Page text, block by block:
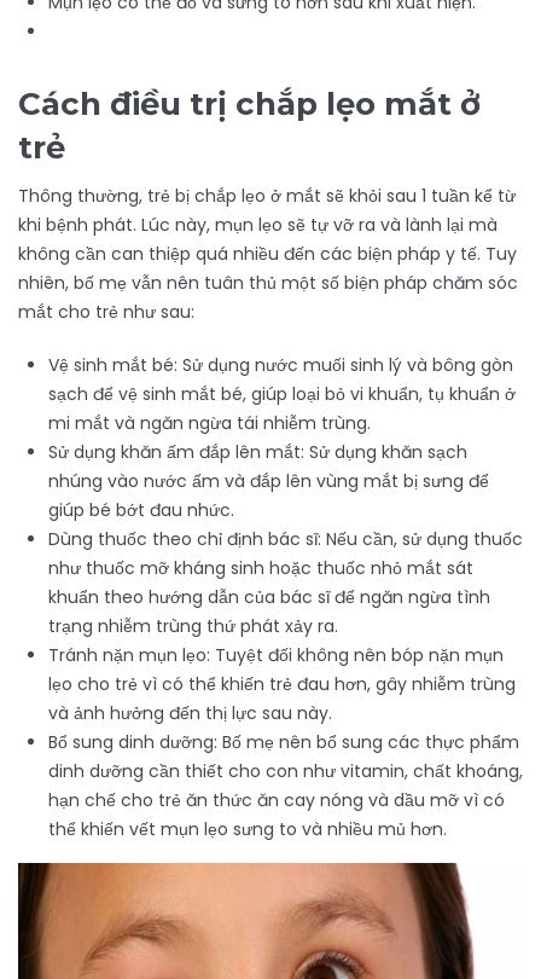
Cách điều trị chắp lẹo mắt ở
trẻ
Thông thường, trẻ bị chắp lẹo ở mắt sẽ khỏi sau 1 tuần kể từ
khi bệnh phát. Lúc này, mụn lẹo sẽ tự vỡ ra và lành lại mà
không cần can thiệp quá nhiều đến các biện pháp y tế. Tuy
nhiên, bố mẹ vẫn nên tuân thủ một số biện pháp chăm sóc
mắt cho trẻ như sau:
Vệ sinh mắt bé: Sử dụng nước muối sinh lý và bông gòn
sạch để vệ sinh mắt bé, giúp loại bỏ vi khuẩn, tụ khuẩn ở
mi mắt và ngăn ngừa tái nhiễm trùng.
Sử dụng khăn ấm đắp lên mắt: Sử dụng khăn sạch
nhúng vào nước ấm và đắp lên vùng mắt bị sưng để
giúp bé bớt đau nhức.
Dùng thuốc theo chỉ định bác sĩ: Nếu cần, sử dụng thuốc
như thuốc mỡ kháng sinh hoặc thuốc nhỏ mắt sát
khuẩn theo hướng dẫn của bác sĩ để ngăn ngừa tình
trạng nhiễm trùng thứ phát xảy ra.
Tránh nặn mụn lẹo: Tuyệt đối không nên bóp nặn mụn
lẹo cho trẻ vì có thể khiến trẻ đau hơn, gây nhiễm trùng
và ảnh hưởng đến thị lực sau này.
Bổ sung dinh dưỡng: Bố mẹ nên bổ sung các thực phẩm
dinh dưỡng cần thiết cho con như vitamin, chất khoáng,
hạn chế cho trẻ ăn thức ăn cay nóng và dầu mỡ vì có
thể khiến vết mụn lẹo sưng to và nhiều mủ hơn.